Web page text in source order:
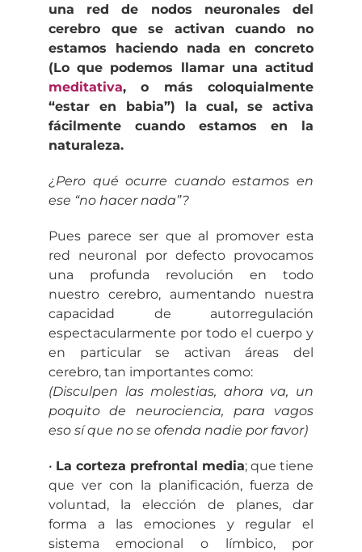
una red de nodos neuronales del
cerebro que se activan cuando no
estamos haciendo nada en concreto
(Lo que podemos llamar una actitud
meditativa, o más coloquialmente
“estar en babia”) la cual, se activa
fácilmente cuando estamos en la
naturaleza.
¿Pero qué ocurre cuando estamos en
ese “no hacer nada”?
Pues parece ser que al promover esta
red neuronal por defecto provocamos
una profunda revolución en todo
nuestro cerebro, aumentando nuestra
capacidad de autorregulación
espectacularmente por todo el cuerpo y
en particular se activan áreas del
cerebro, tan importantes como:
(Disculpen las molestias, ahora va, un
poquito de neurociencia, para vagos
eso sí que no se ofenda nadie por favor)
• La corteza prefrontal media; que tiene
que ver con la planificación, fuerza de
voluntad, la elección de planes, dar
forma a las emociones y regular el
sistema emocional o límbico, por